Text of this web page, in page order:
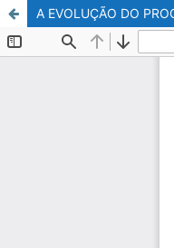
A EVOLUÇÃO DO